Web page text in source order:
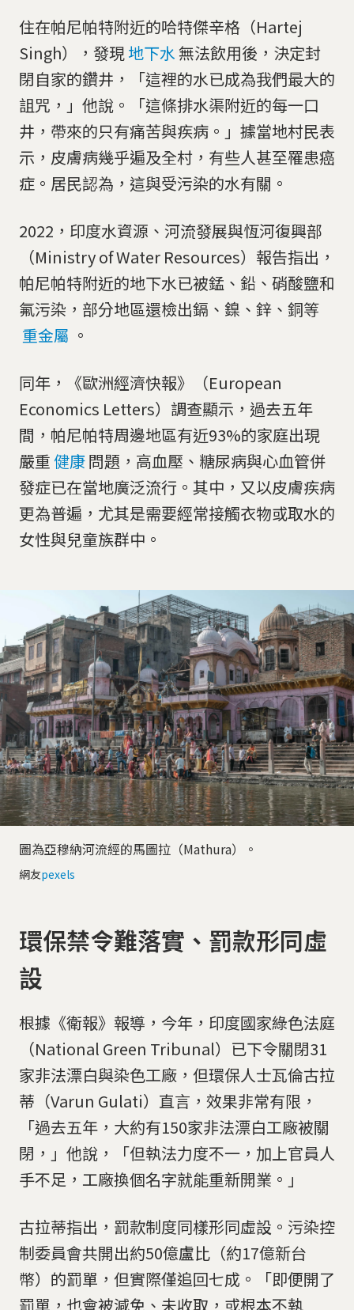
住在帕尼帕特附近的哈特傑辛格（Hartej
Singh），發現地下水 無法飲用後，決定封
閉自家的鑽井，「這裡的水已成為我們最大的
詛咒，」他說。「這條排水渠附近的每一口
井，帶來的只有痛苦與疾病。」據當地村民表
示，皮膚病幾乎遍及全村，有些人甚至罹患癌
症。居民認為，這與受污染的水有關。
2022，印度水資源、河流發展與恆河復興部
（Ministry of Water Resources）報告指出，
帕尼帕特附近的地下水已被錳、鉛、硝酸鹽和
氟污染，部分地區還檢出鎘、鎳、鋅、銅等
重金屬 。
同年，《歐洲經濟快報》（European
Economics Letters）調查顯示，過去五年
間，帕尼帕特周邊地區有近93%的家庭出現
嚴重 健康問題，高血壓、糖尿病與心血管併
發症已在當地廣泛流行。其中，又以皮膚疾病
更為普遍，尤其是需要經常接觸衣物或取水的
女性與兒童族群中。
圖為亞穆納河流經的馬圖拉（Mathura）。
網友pexels
環保禁令難落實、罰款形同虛
設
根據《衛報》報導，今年，印度國家綠色法庭
（National Green Tribunal）已下令關閉31
家非法漂白與染色工廠，但環保人士瓦倫古拉
蒂（Varun Gulati）直言，效果非常有限，
「過去五年，大約有150家非法漂白工廠被關
閉，」他說，「但執法力度不一，加上官員人
手不足，工廠換個名字就能重新開業。」
古拉蒂指出，罰款制度同樣形同虛設。污染控
制委員會共開出約50億盧比（約17億新台
幣）的罰單，但實際僅追回七成。「即便開了
罰單，也會被減免、未收取，或根本不執